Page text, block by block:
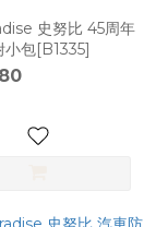
史努比 45周年
小包[B1335]